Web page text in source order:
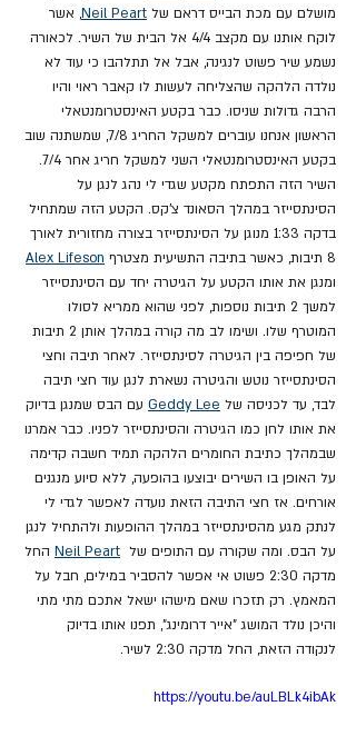
מושלם עם מכת הבייס דראם של Neil Peart, אשר
לוקח אותנו עם מקצב 4/4 אל הבית של השיר. לכאורה
נשמע שיר פשוט לנגינה, אבל אל תתלהבו כי עוד לא
נולדה הלהקה שהצליחה לעשות לו קאבר ראוי והיו
הרבה גדולות שניסו. כבר בקטע האינסטרומנטאלי
הראשון אנחנו עוברים למשקל החריג 7/8, שמשתנה שוב
בקטע האינסטרומנטאלי השני למשקל חריג אחר 7/4.
השיר הזה התפתח מקטע שגדי לי נהג לנגן על
הסינתסייזר במהלך הסאונד צ'קס. הקטע הזה שמתחיל
בדקה 1:33 מנוגן על הסינתסייזר בצורה מחזורית לאורך
8 תיבות, כאשר בתיבה התשיעית מצטרף
Alex Lifeson
ומנגן את אותו הקטע על הגיטרה יחד עם הסינתסייזר
למשך 2 תיבות נוספות, לפני שהוא ממריא לסולו
המוטרף שלו. ושימו לב מה קורה במהלך אותן 2 תיבות
של חפיפה בין הגיטרה לסינתסייזר. לאחר תיבה וחצי
הסינתסייזר נוטש והגיטרה נשארת לנגן עוד חצי תיבה
לבד, עד לכניסה של Geddy Lee עם הבס שמנגן בדיוק
את אותו לחן כמו הגיטרה והסינתסייזר לפניו. כבר אמרנו
שבמהלך כתיבת החומרים הלהקה תמיד חשבה קדימה
על האופן בו השירים יבוצעו בהופעה, ללא סיוע מנגנים
אורחים. אז חצי התיבה הזאת נועדה לאפשר לגדי לי
לנתק מגע מהסינתסייזר במהלך ההופעות ולהתחיל לנגן
על הבס. ומה שקורה עם התופים של Neil Peart החל
מדקה 2:30 פשוט אי אפשר להסביר במילים, חבל על
המאמץ. רק תזכרו שאם מישהו ישאל אתכם מתי מתי
והיכן נולד המושג "אייר דרומינג", תפנו אותו בדיוק
לנקודה הזאת, החל מדקה 2:30 לשיר.
https://youtu.be/auLBLk4ibAk